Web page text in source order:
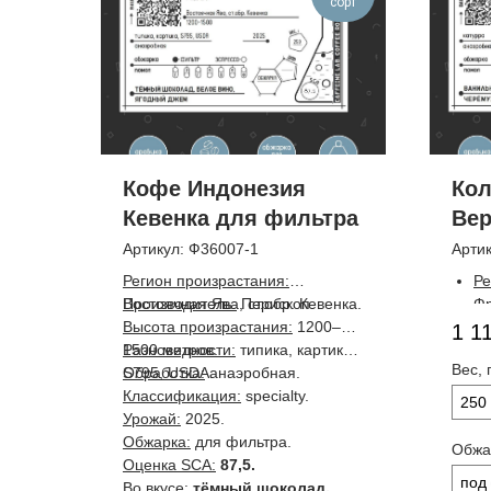
Кофе Индонезия
Кевенка для фильтра
Артикул: Ф36007-1
Регион произрастания:
Востоячная Ява, ст.обр. Кевенка.
Производитель:Перископ.
Высота произрастания: 1200–
1500 метров.
Разновидности: типика, картика,
S795, USDA.
Обработка:анаэробная.
Классификация: specialty.
Урожай: 2025.
Обжарка: для фильтра.
Оценка SCA: 87,5.
Во вкусе: тёмный шоколад,
1
Вес, г
250
под